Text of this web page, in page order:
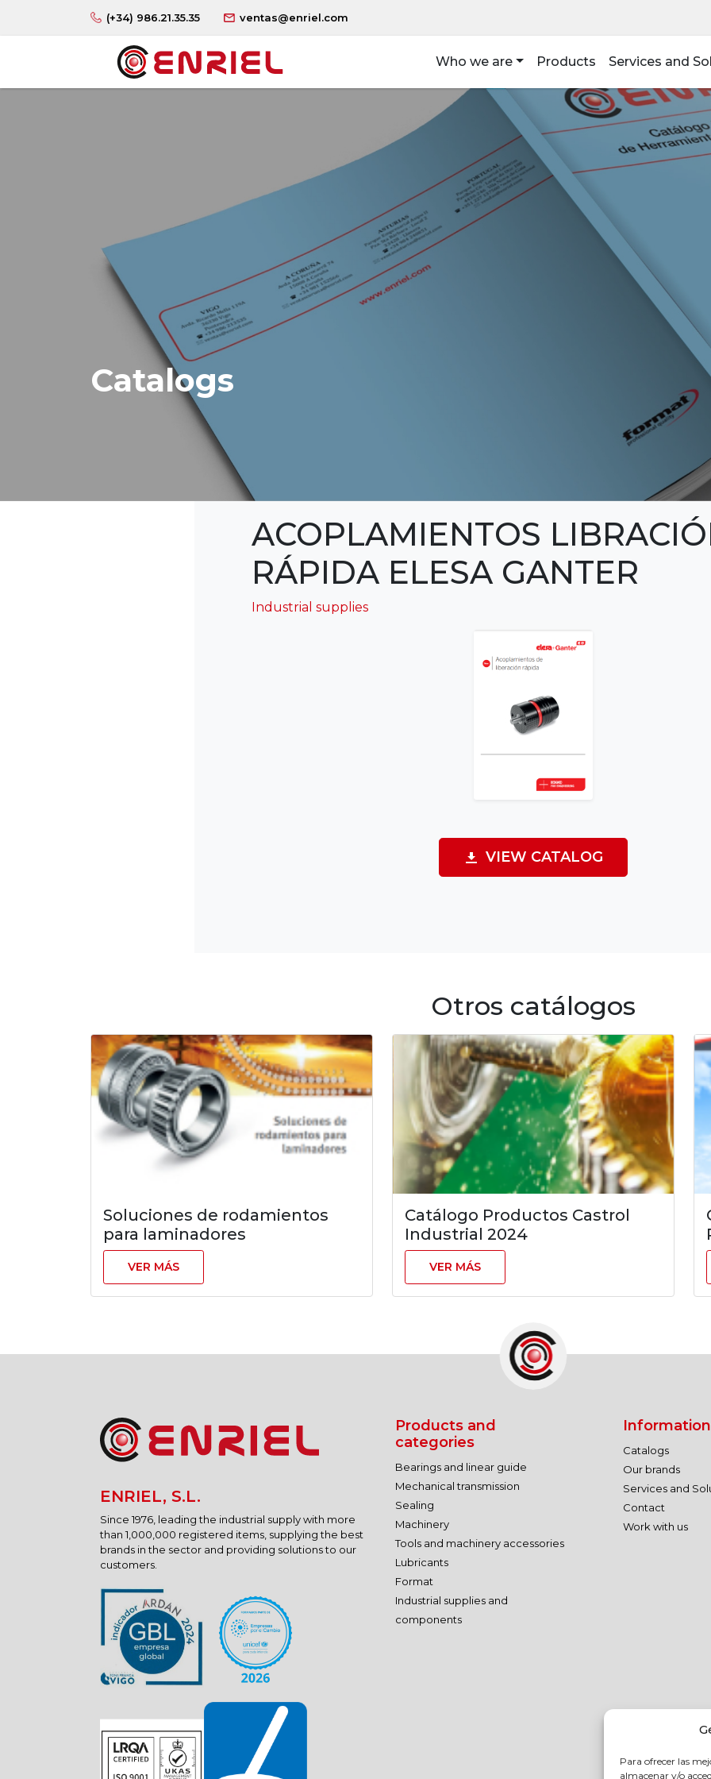
Para ofrecer las
almacenar y/o
(+34) 986.21.35.35 ventas@enriel.com
Who we are Products Services and
Catalogs
ACOPLAMIENTOS
RÁPIDA ELESA GANTER
Industrial supplies
VIEW CATALOG
Otros catálogos
Soluciones de rodamientos
para laminadores
VER MÁS
Catálogo Productos Castrol
Industrial 2024
VER MÁS
ENRIEL, S.L.
Since 1976, leading the industrial supply with more
than 1,000,000 registered items, supplying the best
brands in the sector and providing solutions to our
customers.
Products and
categories
Bearings and linear guide
Mechanical transmission
Sealing
Machinery
Tools and machinery accessories
Lubricants
Format
Industrial supplies and
components
Information
Catalogs
Our brands
Services and
Contact
Work with us